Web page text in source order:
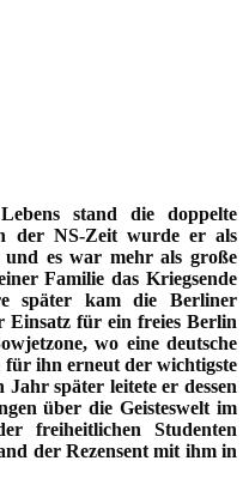
stand die doppelte
der NS-Zeit wurde er als
es war mehr als große
Familie das Kriegsende
später kam die Berliner
Einsatz für ein freies Berlin
wo eine deutsche
ihn erneut der wichtigste
später leitete er dessen
über die Geisteswelt im
freiheitlichen Studenten
der Rezensent mit ihm in